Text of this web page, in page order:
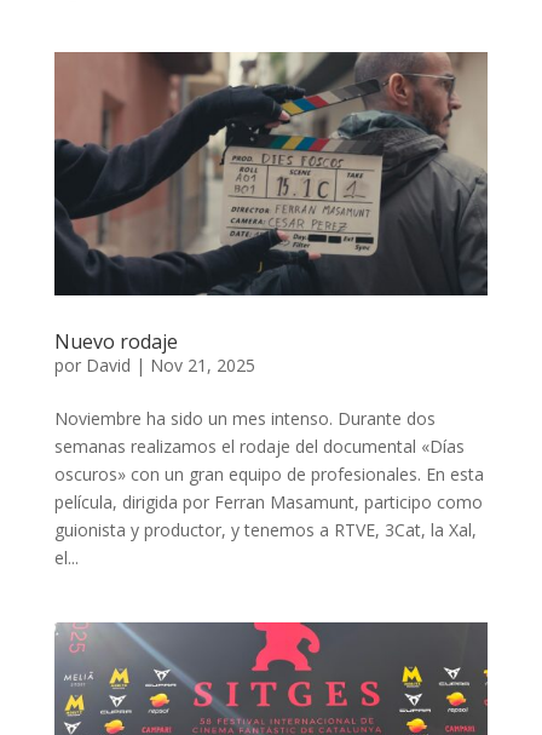
Nuevo rodaje
por David | Nov 21, 2025
Noviembre ha sido un mes intenso. Durante dos
semanas realizamos el rodaje del documental «Días
oscuros» con un gran equipo de profesionales. En esta
película, dirigida por Ferran Masamunt, participo como
guionista y productor, y tenemos a RTVE, 3Cat, la Xal,
el...